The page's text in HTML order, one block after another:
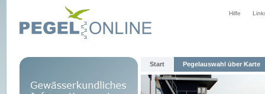
Hilfe
Start Pegelauswahl über Karte